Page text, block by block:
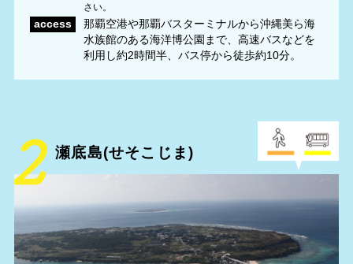
さい。
access
那覇空港や那覇バスターミナルから沖縄美ら海
水族館のある海洋博公園まで、高速バスなどを
利用し約2時間半、バス停から徒歩約10分。
瀬底島(せそこじま)